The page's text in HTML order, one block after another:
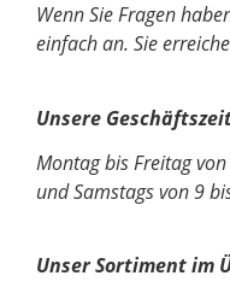
Wenn Sie Fragen
einfach an. Sie
Unsere
Montag bis Freitag
und Samstags von 9
Unser Sortiment im